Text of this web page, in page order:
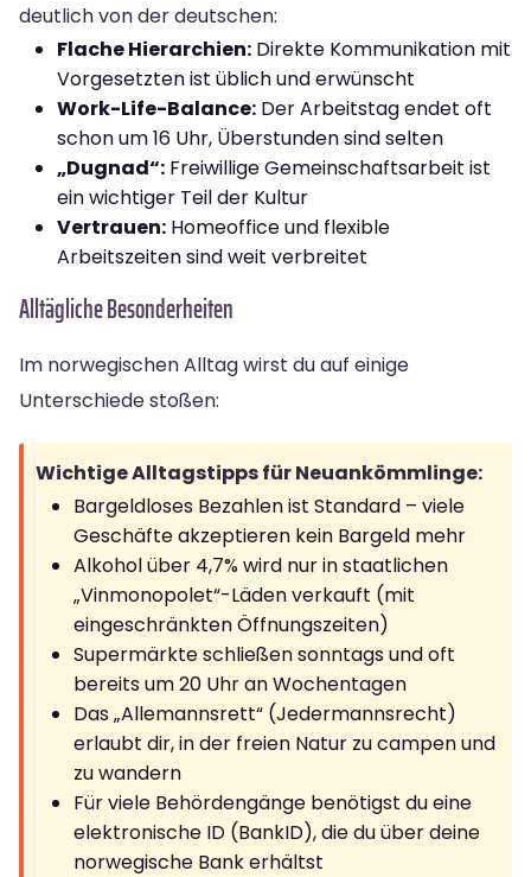
deutlich von der deutschen:
Flache Hierarchien: Direkte Kommunikation mit
Vorgesetzten ist üblich und erwünscht
Work-Life-Balance: Der Arbeitstag endet oft
schon um 16 Uhr, Überstunden sind selten
„Dugnad“: Freiwillige Gemeinschaftsarbeit ist
ein wichtiger Teil der Kultur
Vertrauen: Homeoffice und flexible
Arbeitszeiten sind weit verbreitet
Alltägliche Besonderheiten
Im norwegischen Alltag wirst du auf einige
Unterschiede stoßen:
Wichtige Alltagstipps für Neuankömmlinge:
Bargeldloses Bezahlen ist Standard – viele
Geschäfte akzeptieren kein Bargeld mehr
Alkohol über 4,7% wird nur in staatlichen
„Vinmonopolet“-Läden verkauft (mit
eingeschränkten Öffnungszeiten)
Supermärkte schließen sonntags und oft
bereits um 20 Uhr an Wochentagen
Das „Allemannsrett“ (Jedermannsrecht)
erlaubt dir, in der freien Natur zu campen und
zu wandern
Für viele Behördengänge benötigst du eine
elektronische ID (BankID), die du über deine
norwegische Bank erhältst